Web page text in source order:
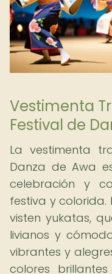
Vestimenta
Festival de
La vestimenta
Danza de Awa
celebración y
festiva y colorida.
visten yukatas,
livianos y
vibrantes y
colores